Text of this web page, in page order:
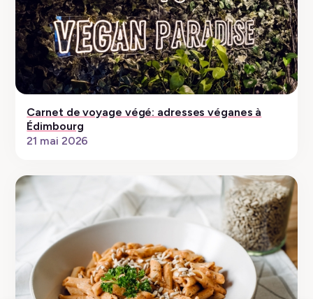
Carnet de voyage végé: adresses véganes à
Édimbourg
21 mai 2026